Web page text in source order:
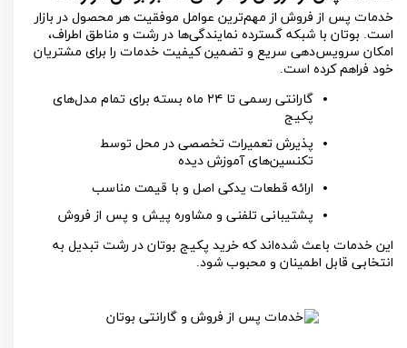
خدمات پس از فروش از مهم‌ترین عوامل موفقیت هر محصول در بازار
است. بوتان با شبکه گسترده نمایندگی‌ها در رشت و مناطق اطراف،
امکان سرویس‌دهی سریع و تضمین کیفیت خدمات را برای مشتریان
خود فراهم کرده است.
گارانتی رسمی تا ۲۴ ماه بسته برای تمام مدل‌های
پکیج
پذیرش تعمیرات تخصصی در محل توسط
تکنسین‌های آموزش دیده
ارائه قطعات یدکی اصل و با قیمت مناسب
پشتیبانی تلفنی و مشاوره پیش و پس از فروش
این خدمات باعث شده‌اند که خرید پکیج بوتان در رشت تبدیل به
انتخابی قابل اطمینان و محبوب شود.